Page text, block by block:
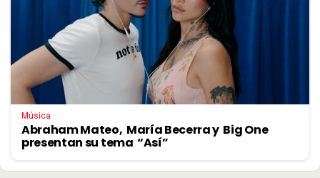
Música
Abraham Mateo, María Becerra y Big One
presentan su tema “Así”